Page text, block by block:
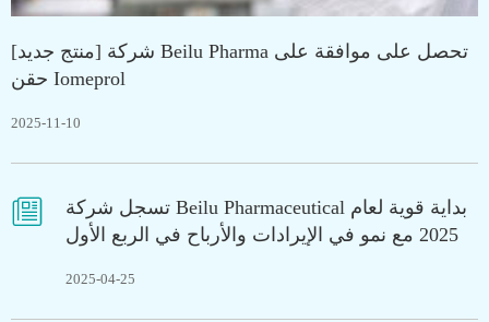
[منتج جديد] شركة Beilu Pharma تحصل على موافقة على
حقن Iomeprol
2025-11-10

تسجل شركة Beilu Pharmaceutical بداية قوية لعام
2025 مع نمو في الإيرادات والأرباح في الربع الأول
2025-04-25